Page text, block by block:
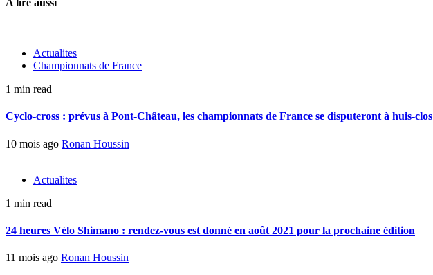
Actualites
Championnats de France
1 min read
Cyclo-cross : prévus à Pont-Château, les championnats de France se disputeront à huis-clos
10 mois ago Ronan Houssin
Actualites
1 min read
24 heures Vélo Shimano : rendez-vous est donné en août 2021 pour la prochaine édition
11 mois ago Ronan Houssin